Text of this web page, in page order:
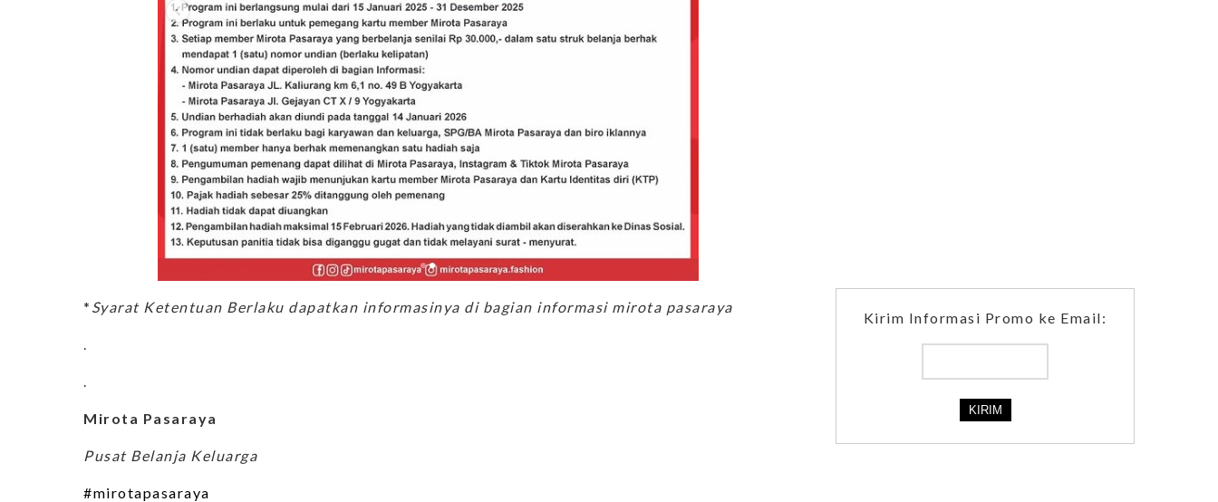
* Syarat Ketentuan Berlaku dapatkan informasinya di bagian informasi mirota pasaraya
Mirota Pasaraya
Pusat Belanja Keluarga
#mirotapasaraya
Kirim Informasi Promo ke Email: